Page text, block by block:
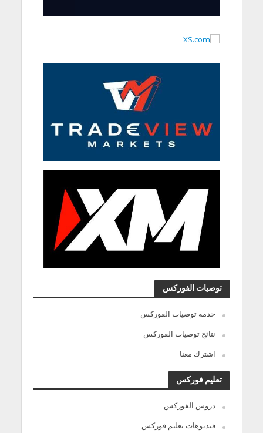
توصيات الفوركس
خدمة توصيات الفوركس
نتائج توصيات الفوركس
اشترك معنا
تعليم فوركس
دروس الفوركس
فيديوهات تعليم فوركس